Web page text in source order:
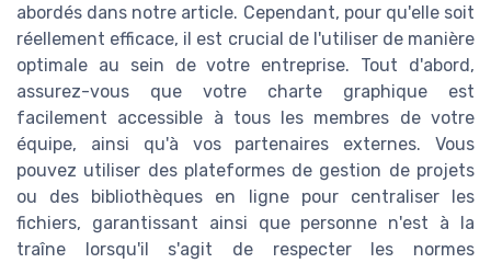
abordés dans notre article. Cependant, pour qu'elle soit
réellement efficace, il est crucial de l'utiliser de manière
optimale au sein de votre entreprise. Tout d'abord,
assurez-vous que votre charte graphique est
facilement accessible à tous les membres de votre
équipe, ainsi qu'à vos partenaires externes. Vous
pouvez utiliser des plateformes de gestion de projets
ou des bibliothèques en ligne pour centraliser les
fichiers, garantissant ainsi que personne n'est à la
traîne lorsqu'il s'agit de respecter les normes